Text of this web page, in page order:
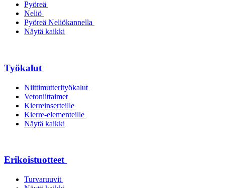
Pyöreä
Neliö
Pyöreä Neliökannella
Näytä kaikki
Työkalut
Niittimutterityökalut
Vetoniittaimet
Kierreinserteille
Kierre-elementeille
Näytä kaikki
Erikoistuotteet
Turvaruuvit